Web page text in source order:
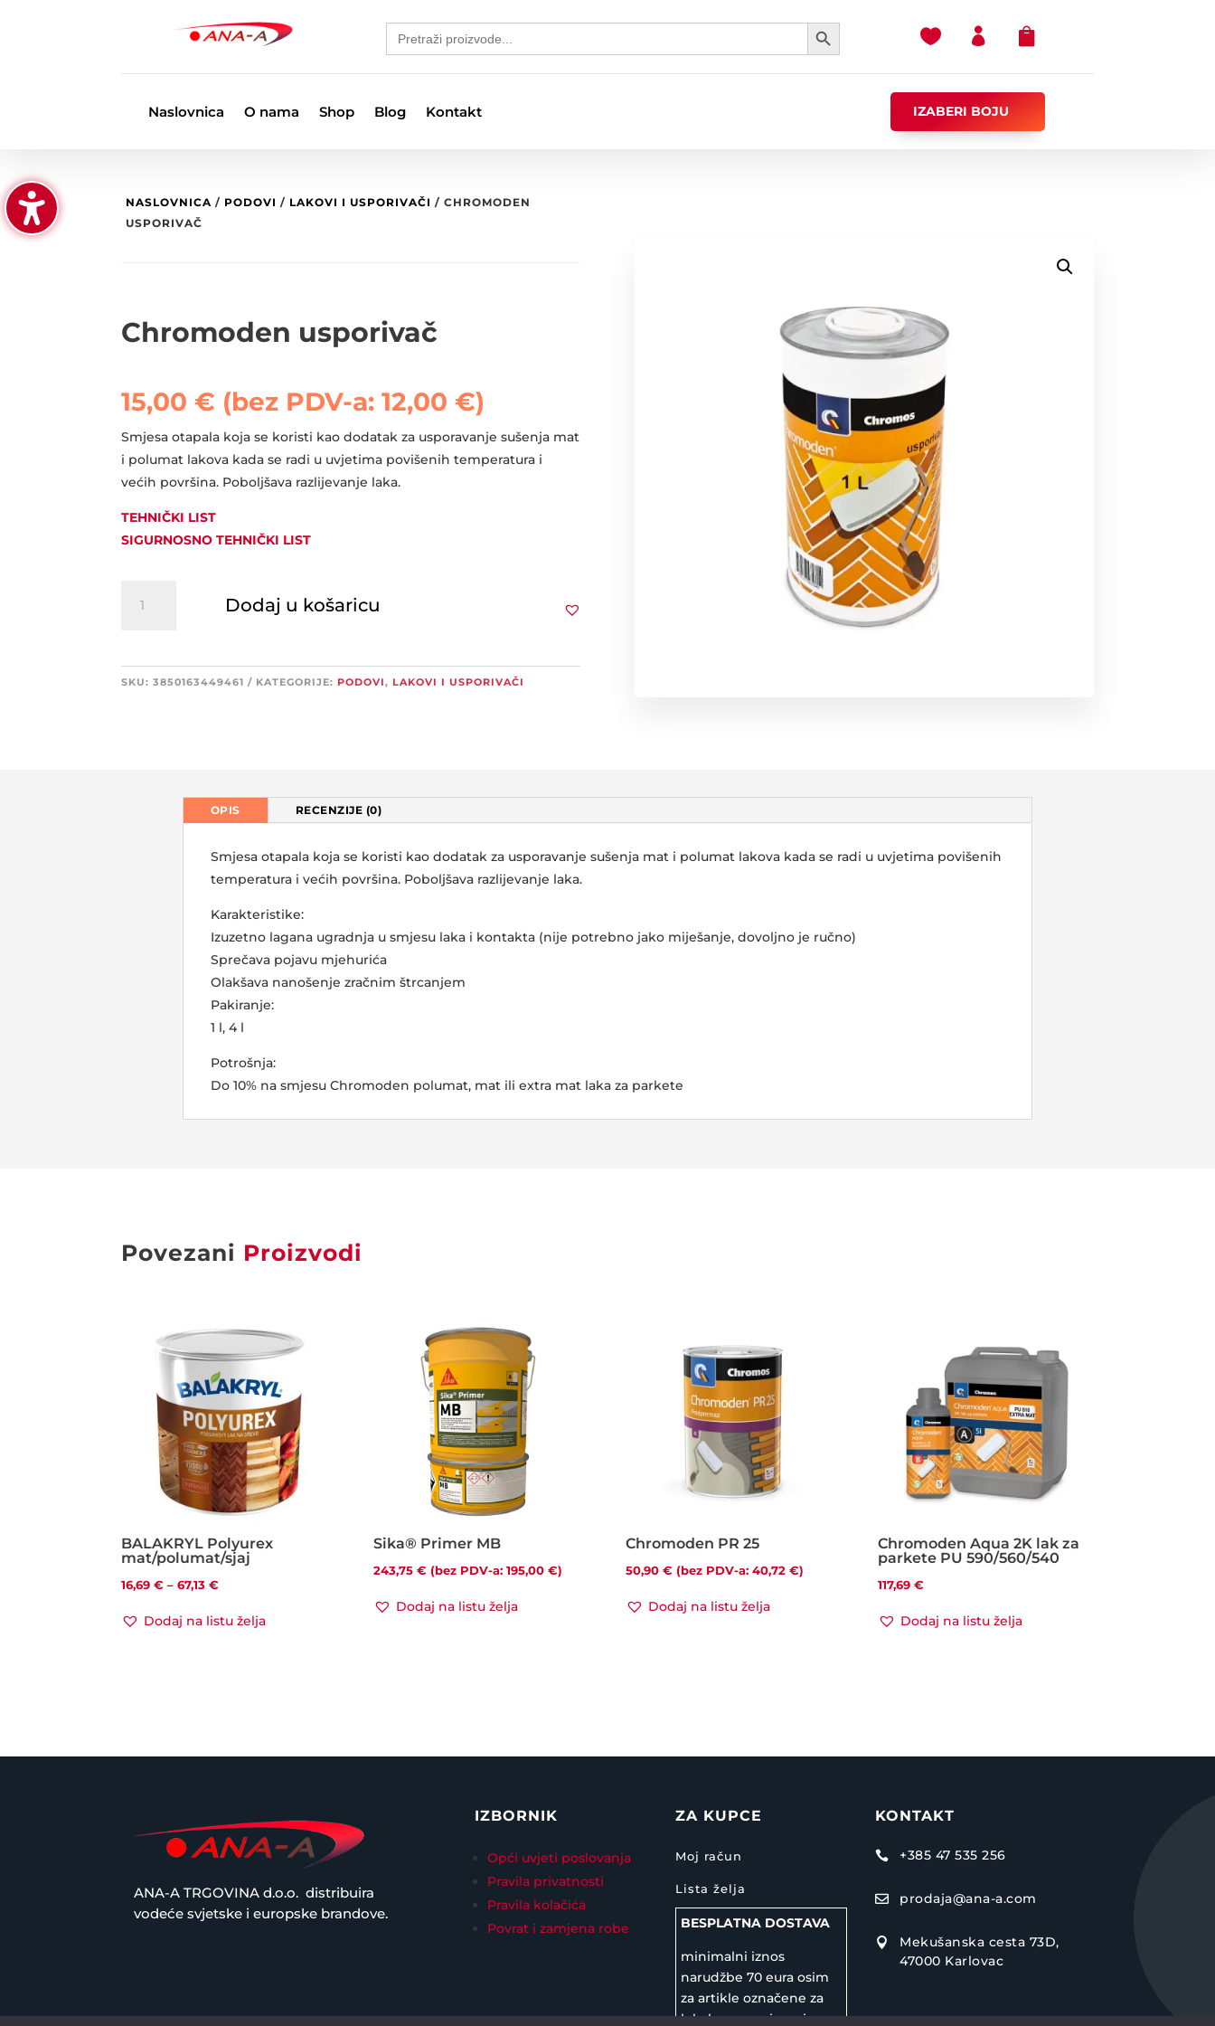
Search
for:
Search Button
  
Naslovnica O nama Shop Blog Kontakt IZABERI BOJU
NASLOVNICA / PODOVI / LAKOVI I USPORIVAČI / CHROMODEN
USPORIVAČ
Chromoden usporivač
15,00€ (bez PDV-a:12,00€)
Smjesa otapala koja se koristi kao dodatak za usporavanje sušenja mat
i polumat lakova kada se radi u uvjetima povišenih temperatura i
većih površina. Poboljšava razlijevanje laka.
TEHNIČKI LIST
SIGURNOSNO TEHNIČKI LIST
usporivač
Dodaj u košaricu
SKU:3850163449461 KATEGORIJE: PODOVI, LAKOVI I USPORIVAČI
OPIS RECENZIJE (0)
Smjesa otapala koja se koristi kao dodatak za usporavanje sušenja mat i polumat lakova kada se radi u uvjetima povišenih
temperatura i većih površina. Poboljšava razlijevanje laka.
Karakteristike:
Izuzetno lagana ugradnja u smjesu laka i kontakta (nije potrebno jako miješanje, dovoljno je ručno)
Sprečava pojavu mjehurića
Olakšava nanošenje zračnim štrcanjem
Pakiranje:
1 l, 4 l
Potrošnja:
Do 10% na smjesu Chromoden polumat, mat ili extra mat laka za parkete
Povezani Proizvodi
BALAKRYL Polyurex
mat/polumat/sjaj
16,69€ – 67,13€Raspon
Dodaj na listu želja
Sika® Primer MB
243,75€ (bez PDV-a:195,00€)
Dodaj na listu želja
Chromoden PR 25
50,90€ (bez PDV-a:40,72€)
Dodaj na listu želja
Chromoden Aqua 2K lak za
parkete PU 590/560/540
117,69€
Dodaj na listu želja
ANA-A TRGOVINA d.o.o. distribuira
vodeće svjetske i europske brandove.
IZBORNIK
Opći uvjeti poslovanja
Pravila privatnosti
Pravila kolačića
Povrat i zamjena robe
ZA KUPCE
Moj račun
Lista želja
BESPLATNA DOSTAVA
minimalni iznos
narudžbe 70 eura osim
za artikle označene za
lokalno preuzimanje.
KONTAKT
 +385 47 535 256
 prodaja@ana-a.com

Mekušanska cesta 73D,
47000 Karlovac